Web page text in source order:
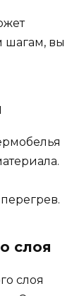
шагам, вы
слоя
слоя